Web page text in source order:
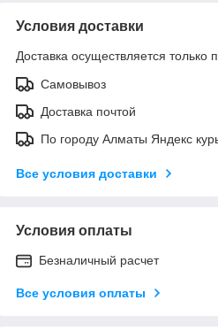
Условия доставки
Доставка осуществляется только
Самовывоз
Доставка почтой
По городу Алматы Яндекс
Все условия доставки
Условия оплаты
Безналичный расчет
Все условия оплаты